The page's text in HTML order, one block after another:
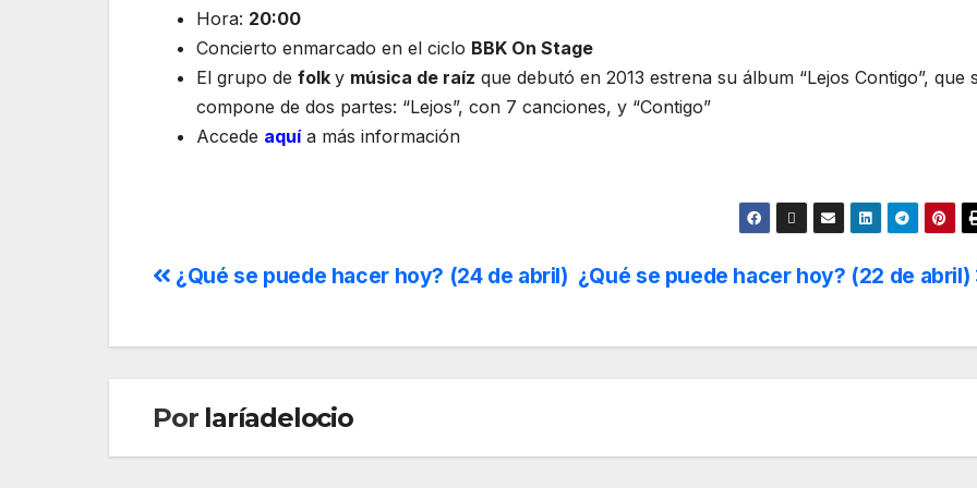
Hora: 20:00
Concierto enmarcado en el ciclo BBK On Stage
El grupo de folk y música de raíz que debutó en 2013 estrena su álbum “Lejos Contigo”, que
compone de dos partes: “Lejos”, con 7 canciones, y “Contigo”
Accede aquí a más información
¿Qué se puede hacer hoy? (22 de abril)
¿Qué se puede hacer hoy? (24 de abril)
Por laríadelocio